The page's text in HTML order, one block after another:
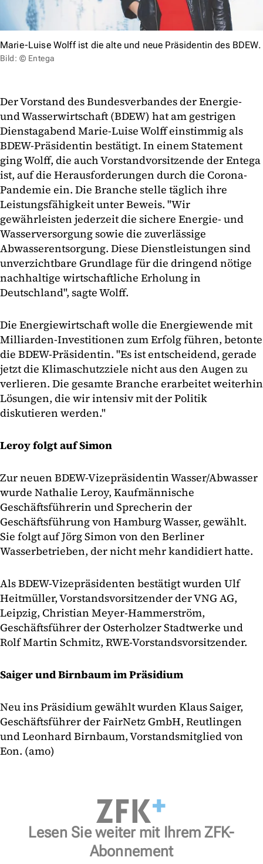
Marie-Luise Wolff ist die alte und neue Präsidentin des BDEW.
Bild: © Entega
Der Vorstand des Bundesverbandes der Energie-
und Wasserwirtschaft (BDEW) hat am gestrigen
Dienstagabend Marie-Luise Wolff einstimmig als
BDEW-Präsidentin bestätigt. In einem Statement
ging Wolff, die auch Vorstandvorsitzende der Entega
ist, auf die Herausforderungen durch die Corona-
Pandemie ein. Die Branche stelle täglich ihre
Leistungsfähigkeit unter Beweis. "Wir
gewährleisten jederzeit die sichere Energie- und
Wasserversorgung sowie die zuverlässige
Abwasserentsorgung. Diese Dienstleistungen sind
unverzichtbare Grundlage für die dringend nötige
nachhaltige wirtschaftliche Erholung in
Deutschland", sagte Wolff.
Die Energiewirtschaft wolle die Energiewende mit
Milliarden-Investitionen zum Erfolg führen, betonte
die BDEW-Präsidentin. "Es ist entscheidend, gerade
jetzt die Klimaschutzziele nicht aus den Augen zu
verlieren. Die gesamte Branche erarbeitet weiterhin
Lösungen, die wir intensiv mit der Politik
diskutieren werden."
Leroy folgt auf Simon
Zur neuen BDEW-Vizepräsidentin Wasser/Abwasser
wurde Nathalie Leroy, Kaufmännische
Geschäftsführerin und Sprecherin der
Geschäftsführung von Hamburg Wasser, gewählt.
Sie folgt auf Jörg Simon von den Berliner
Wasserbetrieben, der nicht mehr kandidiert hatte.
Als BDEW-Vizepräsidenten bestätigt wurden Ulf
Heitmüller, Vorstandsvorsitzender der VNG AG,
Leipzig, Christian Meyer-Hammerström,
Geschäftsführer der Osterholzer Stadtwerke und
Rolf Martin Schmitz, RWE-Vorstandsvorsitzender.
Saiger und Birnbaum im Präsidium
Neu ins Präsidium gewählt wurden Klaus Saiger,
Geschäftsführer der FairNetz GmbH, Reutlingen
und Leonhard Birnbaum, Vorstandsmitglied von
Eon. (amo)
Lesen Sie weiter mit Ihrem ZFK-
Abonnement